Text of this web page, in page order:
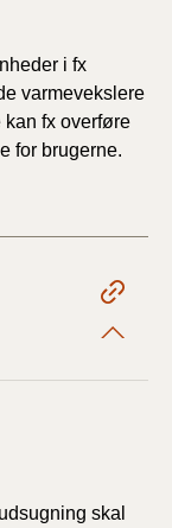
i fx
varmevekslere
fx overføre
for brugerne.
skal